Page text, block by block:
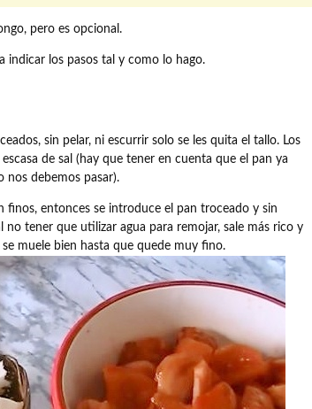
pero es opcional.
indicar los pasos tal y como lo hago.
sin pelar, ni escurrir solo se les quita el tallo. Los
de sal (hay que tener en cuenta que el pan ya
nos debemos pasar).
finos, entonces se introduce el pan troceado y sin
tener que utilizar agua para remojar, sale más rico y
muele bien hasta que quede muy fino.